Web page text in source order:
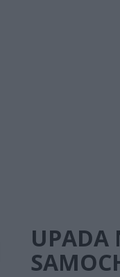
UPADA